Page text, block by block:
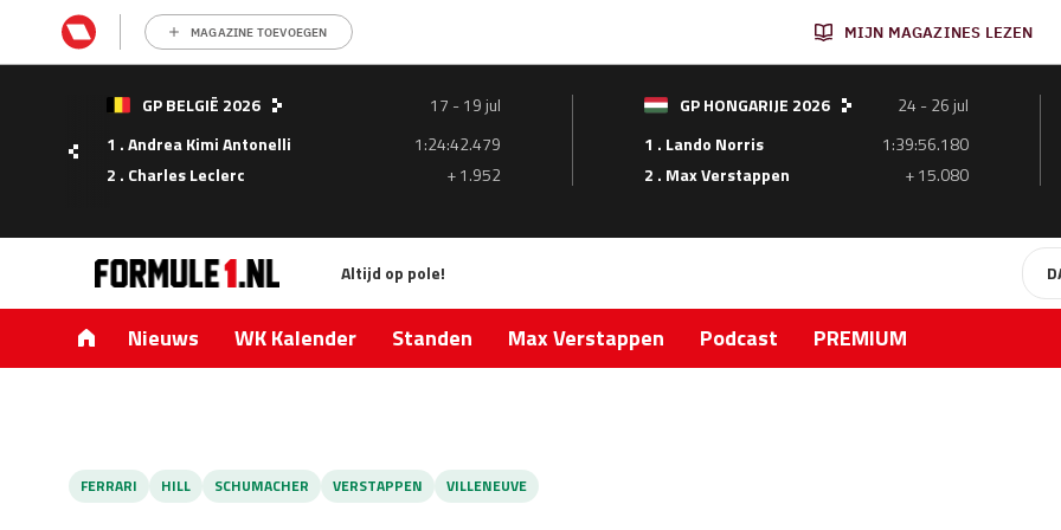
MAGAZINE TOEVOEGEN MIJN MAGAZINES LEZEN
GP BELGIË 2026
17 - 19 jul
1 . Andrea Kimi Antonelli
1:24:42.479
2 . Charles Leclerc
+ 1.952
GP HONGARIJE 2026
24 - 26 jul
1 . Lando Norris
1:39:56.180
2 . Max Verstappen
+ 15.080
Altijd op pole!
Nieuws WK Kalender Standen Max Verstappen Podcast PREMIUM
FERRARI HILL SCHUMACHER VERSTAPPEN VILLENEUVE